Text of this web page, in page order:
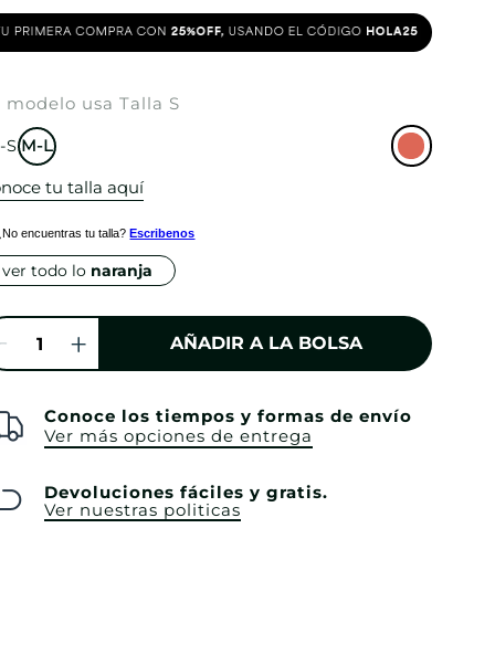
modelo usa Talla S
S M-L
tu talla aquí
encuentras tu talla?Escribenos
ver todo lo naranja
AÑADIR A LA BOLSA
Conoce los tiempos y formas de envío
Ver más opciones de entrega
Devoluciones fáciles y gratis.
Ver nuestras politicas